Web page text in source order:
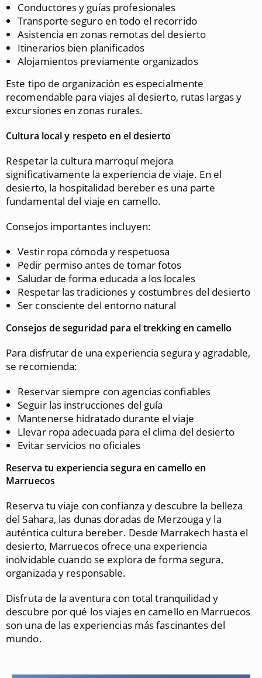
Conductores y guías profesionales
Transporte seguro en todo el recorrido
Asistencia en zonas remotas del desierto
Itinerarios bien planificados
Alojamientos previamente organizados
Este tipo de organización es especialmente
recomendable para viajes al desierto, rutas largas y
excursiones en zonas rurales.
Cultura local y respeto en el desierto
Respetar la cultura marroquí mejora
significativamente la experiencia de viaje. En el
desierto, la hospitalidad bereber es una parte
fundamental del viaje en camello.
Consejos importantes incluyen:
Vestir ropa cómoda y respetuosa
Pedir permiso antes de tomar fotos
Saludar de forma educada a los locales
Respetar las tradiciones y costumbres del desierto
Ser consciente del entorno natural
Consejos de seguridad para el trekking en camello
Para disfrutar de una experiencia segura y agradable,
se recomienda:
Reservar siempre con agencias confiables
Seguir las instrucciones del guía
Mantenerse hidratado durante el viaje
Llevar ropa adecuada para el clima del desierto
Evitar servicios no oficiales
Reserva tu experiencia segura en camello en
Marruecos
Reserva tu viaje con confianza y descubre la belleza
del Sahara, las dunas doradas de Merzouga y la
auténtica cultura bereber. Desde Marrakech hasta el
desierto, Marruecos ofrece una experiencia
inolvidable cuando se explora de forma segura,
organizada y responsable.
Disfruta de la aventura con total tranquilidad y
descubre por qué los viajes en camello en Marruecos
son una de las experiencias más fascinantes del
mundo.